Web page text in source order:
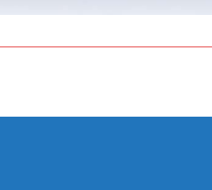
Bu ürüne ilk yorumu siz yapın!